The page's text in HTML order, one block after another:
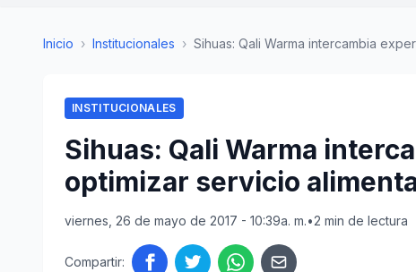
Inicio › Institucionales › Sihuas: Qali Warma intercambia
INSTITUCIONALES
Sihuas: Qali Warma
optimizar servicio
viernes, 26 de mayo de 2017 - 10:39a. m.•2 min de lectura
Compartir: